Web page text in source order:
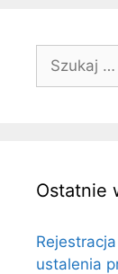
Szukaj:
Ostatnie
ustalenia